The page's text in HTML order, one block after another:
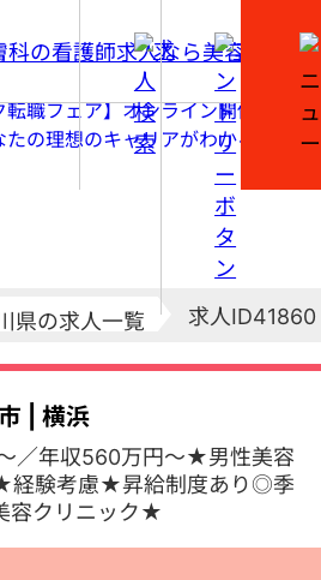
県の求人一覧 求人ID41860
| 横浜
／年収560万円～★男性美容
験考慮★昇給制度あり◎季
容クリニック★